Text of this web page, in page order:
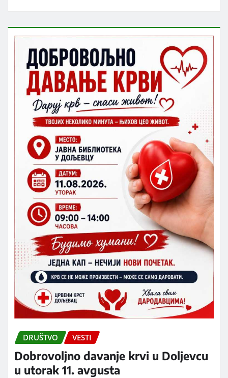
DRUŠTVO VESTI
Dobrovoljno davanje krvi u Doljevcu
u utorak 11. avgusta